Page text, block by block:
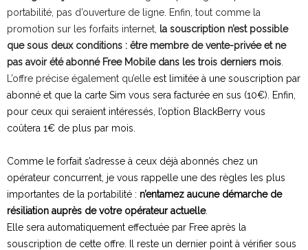
portabilité, pas d’ouverture de ligne. Enfin, tout comme la
promotion sur les forfaits internet, la souscription n’est possible
que sous deux conditions : être membre de vente-privée et ne
pas avoir été abonné Free Mobile dans les trois derniers mois
L’offre précise également qu’elle est limitée à une souscription par
abonné et que la carte Sim vous sera facturée en sus (10€). Enfin,
pour ceux qui seraient intéressés, l’option BlackBerry vous
coûtera 1€ de plus par mois.
Comme le forfait s’adresse à ceux déjà abonnés chez un
opérateur concurrent, je vous rappelle une des règles les plus
importantes de la portabilité : n’entamez aucune démarche de
résiliation auprès de votre opérateur actuelle.
Elle sera automatiquement effectuée par Free après la
souscription de cette offre.
Il reste un dernier point à vérifier sous